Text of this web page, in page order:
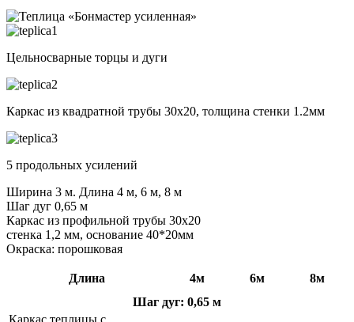
Цельносварные торцы и дуги
Каркас из квадратной трубы 30х20, толщина стенки 1.2мм
5 продольных усилений
Ширина 3 м. Длина 4 м, 6 м, 8 м
Шаг дуг 0,65 м
Каркас из профильной трубы 30х20
стенка 1,2 мм, основание 40*20мм
Окраска: порошковая
Длина 4м 6м
8м
Шаг дуг: 0,65 м
Каркас теплицы с